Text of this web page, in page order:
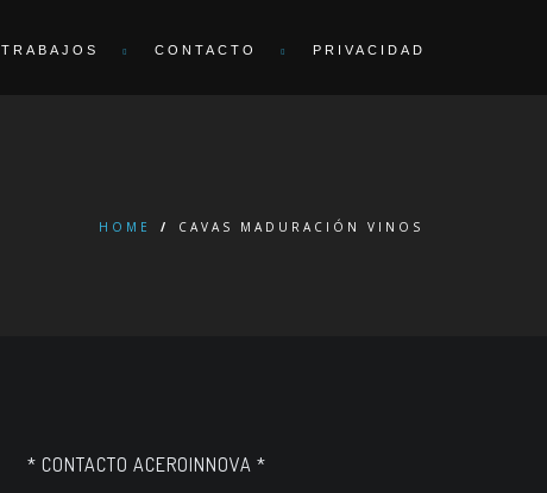
TRABAJOS CONTACTO PRIVACIDAD
HOME / CAVAS MADURACIÓN VINOS
* CONTACTO ACEROINNOVA *